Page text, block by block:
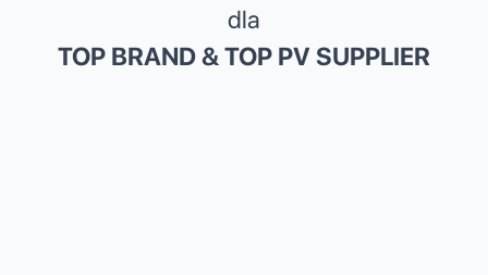
dla
TOP BRAND & TOP PV SUPPLIER